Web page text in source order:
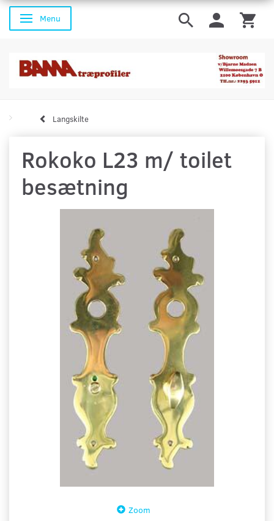
Skifte navigation
Menu
Langskilte
Rokoko L23 m/ toilet
besætning
Zoom